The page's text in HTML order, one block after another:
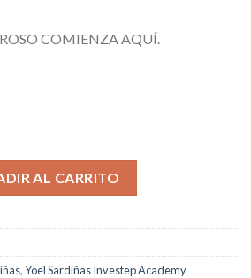
$40.00.
COMIENZA AQUÍ.
2026 - Yoel Sardiñas cantidad
AL CARRITO
,Yoel Sardiñas Investep Academy